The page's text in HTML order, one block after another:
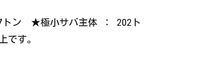
ン ★極小サバ主体 ： 202ト
す。